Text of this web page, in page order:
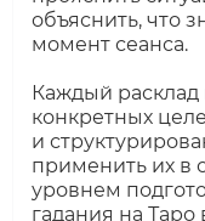
объяснить, что
момент сеанса.
Каждый
конкретных
и
применить их в
уровнем
гадания на Таро